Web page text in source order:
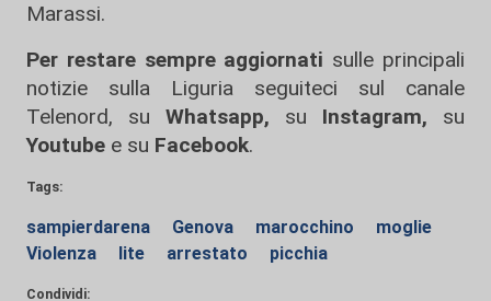
Marassi.
Per restare sempre aggiornati sulle principali
notizie sulla Liguria seguiteci sul canale
Telenord, su
Whatsapp, su Instagram, su
Youtube e su Facebook.
Tags:
sampierdarena Genova marocchino
moglie
Violenza
lite arrestato picchia
Condividi: